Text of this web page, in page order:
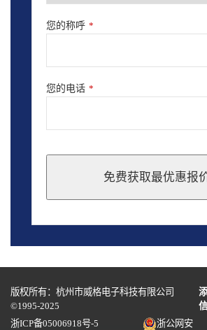
您的称呼 *
您的电话 *
免费获取最优惠报
should
blank
版权所有：杭州市威格电子科技有限公司
©1995-2025
浙ICP备05006918号-5
浙公网安